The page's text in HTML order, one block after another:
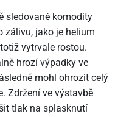
sledované komodity
zálivu, jako je helium
vytrvale rostou.
hrozí výpadky ve
mohl ohrozit celý
Zdržení ve výstavbě
tlak na splasknutí